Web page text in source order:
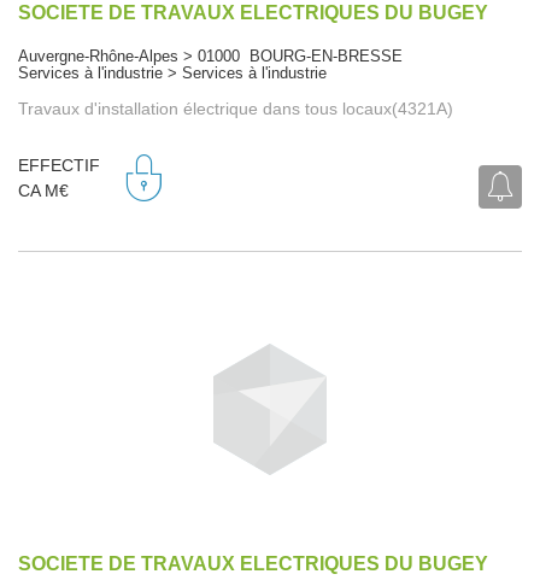
SOCIETE DE TRAVAUX ELECTRIQUES DU BUGEY
Auvergne-Rhône-Alpes > 01000 BOURG-EN-BRESSE
Services à l'industrie > Services à l'industrie
Travaux d'installation électrique dans tous locaux(4321A)
EFFECTIF
CA M€
SOCIETE DE TRAVAUX ELECTRIQUES DU BUGEY